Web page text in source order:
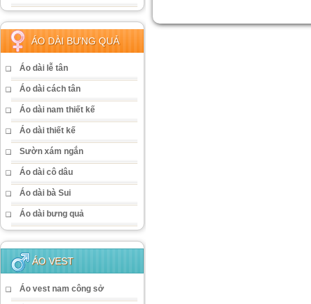
ÁO DÀI BƯNG QUẢ
Áo dài lễ tân
Áo dài cách tân
Áo dài nam thiết kế
Áo dài thiết kế
Sườn xám ngắn
Áo dài cô dâu
Áo dài bà Sui
Áo dài bưng quả
ÁO VEST
Áo vest nam công sở